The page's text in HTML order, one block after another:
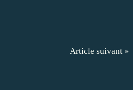
Article suivant »